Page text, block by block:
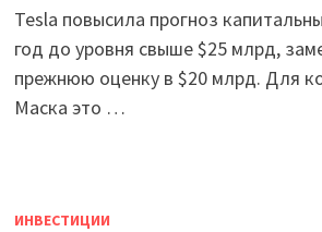
Tesla повысила прогноз
год до уровня свыше $25 млрд,
прежнюю оценку в $20 млрд. Для
Маска это …
ИНВЕСТИЦИИ